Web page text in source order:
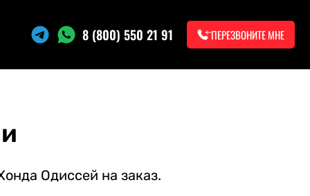
8 (800) 550 21 91 ПЕРЕЗВОНИТЕ МНЕ
Одиссей на заказ.